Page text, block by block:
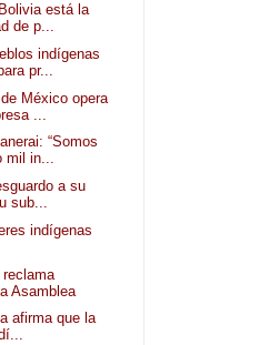
está la
de p...
indígenas
pr...
México opera
...
“Somos
mil in...
a su
sub...
indígenas
reclama
Asamblea
afirma que la